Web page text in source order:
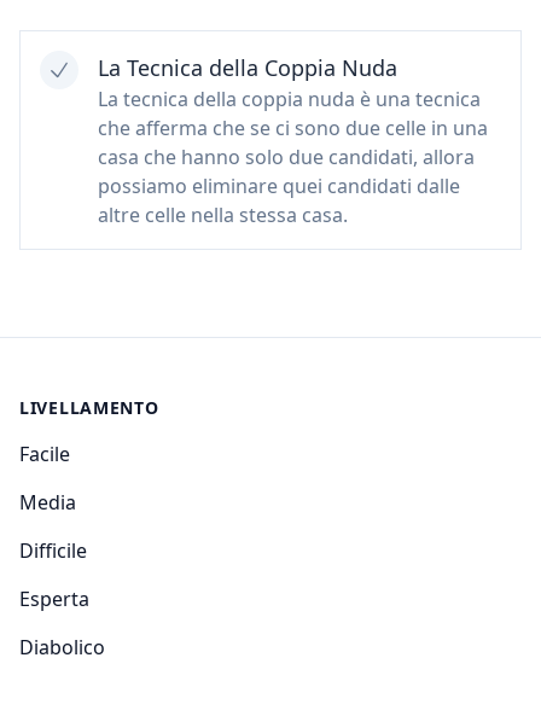
La Tecnica della Coppia Nuda
La tecnica della coppia nuda è una tecnica
che afferma che se ci sono due celle in una
casa che hanno solo due candidati, allora
possiamo eliminare quei candidati dalle
altre celle nella stessa casa.
LIVELLAMENTO
Facile
Media
Difficile
Esperta
Diabolico